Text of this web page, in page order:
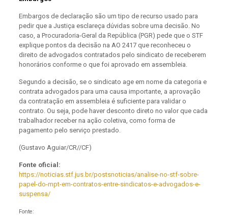
Embargos de declaração são um tipo de recurso usado para
pedir que a Justiça esclareça dúvidas sobre uma decisão. No
caso, a Procuradoria-Geral da República (PGR) pede que o STF
explique pontos da decisão na AO 2417 que reconheceu o
direito de advogados contratados pelo sindicato de receberem
honorários conforme o que foi aprovado em assembleia.
Segundo a decisão, se o sindicato age em nome da categoria e
contrata advogados para uma causa importante, a aprovação
da contratação em assembleia é suficiente para validar o
contrato. Ou seja, pode haver desconto direto no valor que cada
trabalhador receber na ação coletiva, como forma de
pagamento pelo serviço prestado.
(Gustavo Aguiar/CR//CF)
Fonte oficial:
https://noticias.stf.jus.br/postsnoticias/analise-no-stf-sobre-
papel-do-mpt-em-contratos-entre-sindicatos-e-advogados-e-
suspensa/
Fonte: